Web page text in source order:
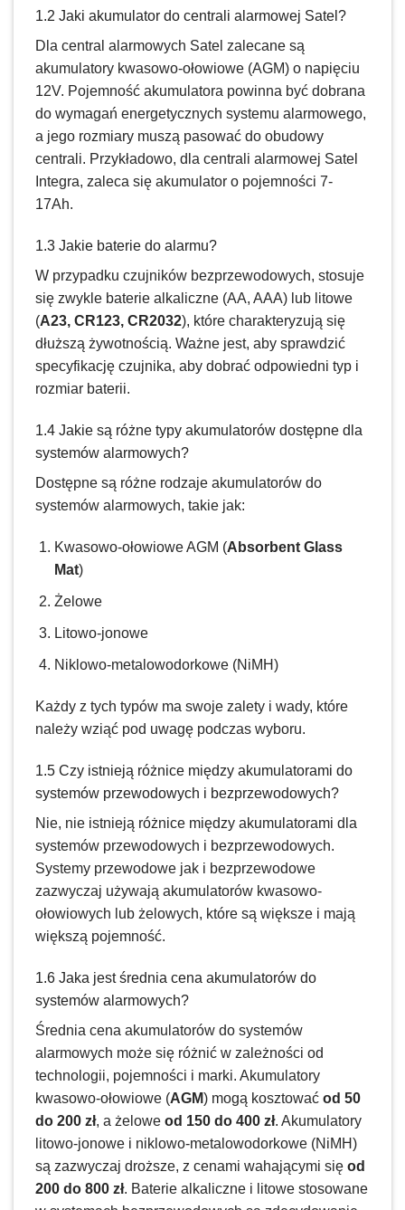
1.2 Jaki akumulator do centrali alarmowej Satel?
Dla central alarmowych Satel zalecane są
akumulatory kwasowo-ołowiowe (AGM) o napięciu
12V. Pojemność akumulatora powinna być dobrana
do wymagań energetycznych systemu alarmowego,
a jego rozmiary muszą pasować do obudowy
centrali. Przykładowo, dla centrali alarmowej Satel
Integra, zaleca się akumulator o pojemności 7-
17Ah.
1.3 Jakie baterie do alarmu?
W przypadku czujników bezprzewodowych, stosuje
się zwykle baterie alkaliczne (AA, AAA) lub litowe
(A23, CR123, CR2032), które charakteryzują się
dłuższą żywotnością. Ważne jest, aby sprawdzić
specyfikację czujnika, aby dobrać odpowiedni typ i
rozmiar baterii.
1.4 Jakie są różne typy akumulatorów dostępne dla
systemów alarmowych?
Dostępne są różne rodzaje akumulatorów do
systemów alarmowych, takie jak:
Kwasowo-ołowiowe AGM (Absorbent Glass
Mat)
Żelowe
Litowo-jonowe
Niklowo-metalowodorkowe (NiMH)
Każdy z tych typów ma swoje zalety i wady, które
należy wziąć pod uwagę podczas wyboru.
1.5 Czy istnieją różnice między akumulatorami do
systemów przewodowych i bezprzewodowych?
Nie, nie istnieją różnice między akumulatorami dla
systemów przewodowych i bezprzewodowych.
Systemy przewodowe jak i bezprzewodowe
zazwyczaj używają akumulatorów kwasowo-
ołowiowych lub żelowych, które są większe i mają
większą pojemność.
1.6 Jaka jest średnia cena akumulatorów do
systemów alarmowych?
Średnia cena akumulatorów do systemów
alarmowych może się różnić w zależności od
technologii, pojemności i marki. Akumulatory
kwasowo-ołowiowe (AGM) mogą kosztowaćod 50
do 200 zł, a żeloweod 150 do 400 zł. Akumulatory
litowo-jonowe i niklowo-metalowodorkowe (NiMH)
są zazwyczaj droższe, z cenami wahającymi sięod
200 do 800 zł. Baterie alkaliczne i litowe stosowane